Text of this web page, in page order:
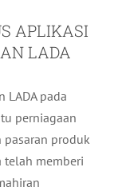
APLIKASI
LADA
LADA pada
perniagaan
pasaran produk
telah memberi